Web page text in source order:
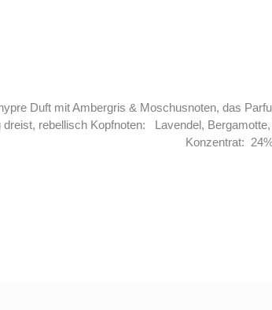
Duft mit Ambergris & Moschusnoten, das Parfum ist
Orangenblüte, Maiglöckchen Basisnote: Moschus, Ambra, Vanille Größe: 50ml Parfüm-